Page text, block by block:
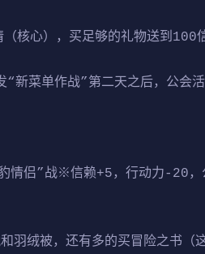
核心），买足够的礼物送到100
菜单作战”第二天之后，公会
侣”战※信赖+5，行动力-20，
羽绒被，还有多的买冒险之书（